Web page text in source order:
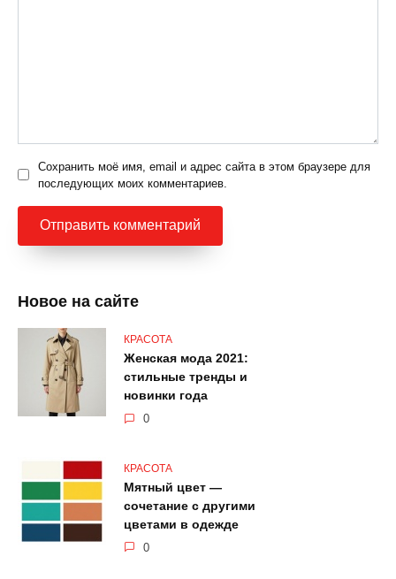
Сохранить моё имя, email и адрес сайта в этом браузере для
последующих моих комментариев.
Новое на сайте
КРАСОТА
Женская мода 2021:
стильные тренды и
новинки года
0
КРАСОТА
Мятный цвет —
сочетание с другими
цветами в одежде
0